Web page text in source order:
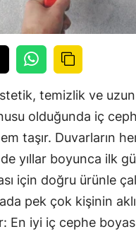
temizlik ve
olduğunda iç
taşır. Duvarların
yıllar boyunca ilk
için doğru ürünle
pek çok kişinin
En iyi iç cephe